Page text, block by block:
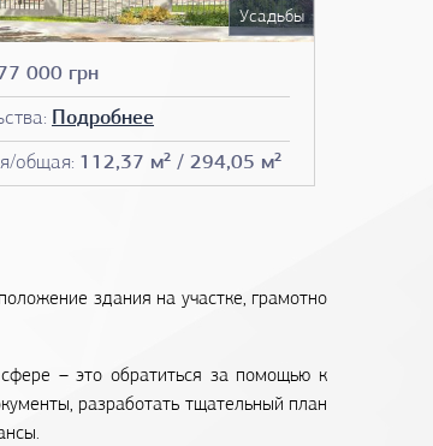
000 грн
Подробнее
общая: 112,37 м² / 294,05 м²
Усадьбы
Чертежи домов
План дома
Фото проектов домов
здания на участке, грамотно
– это обратиться за помощью к
разработать тщательный план